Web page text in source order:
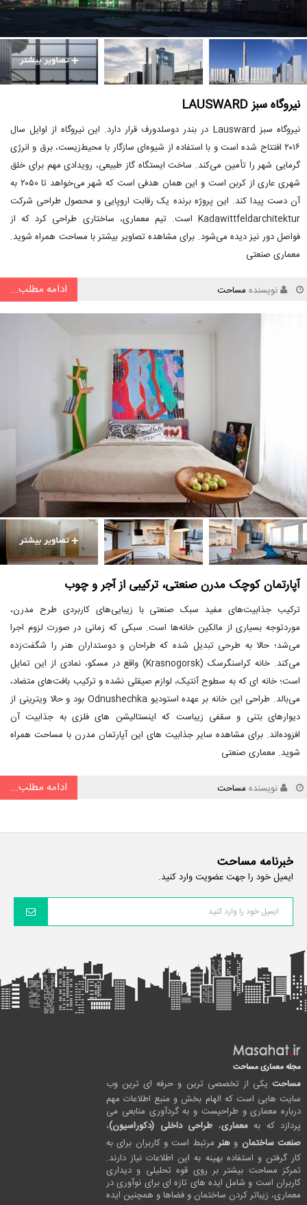
نیروگاه سبز LAUSWARD
نیروگاه سبز Lausward در بندر دوسلدورف قرار دارد. این نیروگاه از اوایل سال
۲۰۱۶ افتتاح شده است و با استفاده از شیوه‌ای سازگار با محیط‌زیست، برق و انرژی
گرمایی شهر را تأمین می‌کند. ساخت ایستگاه گاز طبیعی، رویدادی مهم برای خلق
شهری عاری از کربن است و این همان هدفی است که شهر می‌خواهد تا ۲۰۵۰ به
آن دست پیدا کند. این پروژه برنده یک رقابت اروپایی و محصول طراحی شرکت
Kadawittfeldarchitektur است. تیم معماری، ساختاری طراحی کرد که از
فواصل دور نیز دیده می‌شود. برای مشاهده تصاویر بیشتر با مساحت همراه شوید.
معماری صنعتی
نویسنده مساحت ادامه مطلب...
آپارتمان کوچک مدرن صنعتی، ترکیبی از آجر و چوب
ترکیب جذابیت‌های مفید سبک صنعتی با زیبایی‌های کاربردی طرح مدرن،
موردتوجه بسیاری از مالکین خانه‌ها است. سبکی که زمانی در صورت لزوم اجرا
می‌شد؛ حالا به طرحی تبدیل شده که طراحان و دوستداران هنر را شگفت‌زده
می‌کند. خانه کراسنگرسک (Krasnogorsk) واقع در مسکو، نمادی از این تمایل
است؛ خانه ای که به سطوح آنتیک، لوازم صیقلی نشده و ترکیب بافت‌های متضاد،
می‌بالد. طراحی این خانه بر عهده استودیو Odnushechka بود و حالا ویترینی از
دیوارهای بتنی و سقفی زیباست که اینستالیشن های فلزی به جذابیت آن
افزوده‌اند. برای مشاهده سایر جذابیت های این آپارتمان مدرن با مساحت همراه
شوید. معماری صنعتی
نویسنده مساحت ادامه مطلب...
خبرنامه مساحت
ایمیل خود را جهت عضویت وارد کنید.
مجله معماری مساحت
مساحت یکی از تخصصی ترین و حرفه ای ترین وب
سایت هایی است که الهام بخش و منبع اطلاعات مهم
درباره معماری و طراحیست و به گردآوری منابعی می
پردازد که بهمعماری، طراحی داخلی (دکوراسیون)،
صنعت ساختمان و هنرمرتبط است و کاربران برای به
کار گرفتن و استفاده بهینه به این اطلاعات نیاز دارند.
تمرکز مساحت بیشتر بر روی قوه تحلیلی و دیداری
کاربران است و شامل ایده های تازه ای برای نوآوری در
معماری، زیباتر کردن ساختمان و فضاها و همچنین ایده